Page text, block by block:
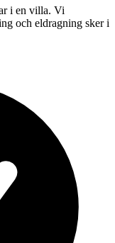
i en villa. Vi
och eldragning sker i